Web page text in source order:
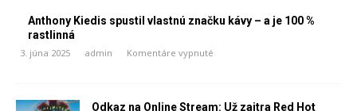
Anthony Kiedis spustil vlastnú značku kávy – a je 100 %
rastlinná
3. júna 2025 admin Komentáre vypnuté
Odkaz na Online Stream: Už zajtra Red Hot